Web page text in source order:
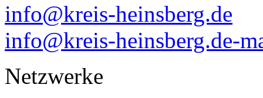
info@kreis-heinsberg.de
info@kreis-heinsberg.de-
Netzwerke